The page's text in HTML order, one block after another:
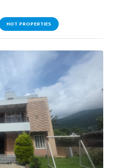
HOT PROPERTIES